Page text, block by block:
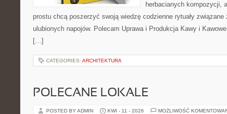
herbacianych kompozycji,
prostu chcą poszerzyć swoją wiedzę codzienne rytuały związane
ulubionych napojów. Polecam Uprawa i Produkcja Kawy i
[…]
CATEGORIES: ARCHITEKTURA
POLECANE LOKALE
POSTED BY ADMIN KWI - 11 - 2026 MOŻLIWOŚĆ